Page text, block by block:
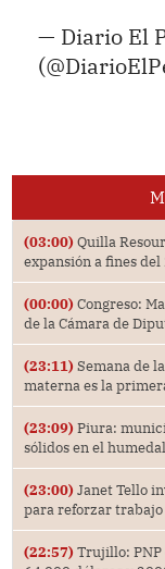
— Diario El
(03:00) Quilla
expansión a fines del
(00:00) Congreso:
de la Cámara de
(23:11) Semana de
materna es la
(23:09) Piura:
sólidos en el
(23:00) Janet Tello
para reforzar trabajo
(22:57) Trujillo: PNP